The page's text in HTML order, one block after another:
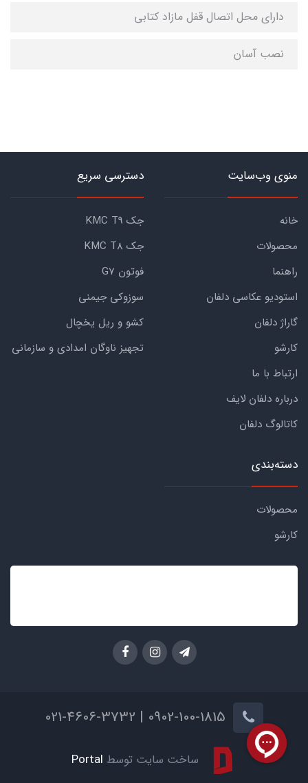
دارای محل اتصال قفل مازاد کتابی
نصب آسان
منوی وب‌سایت
خانه
محصولات
راهنما
استودیو عکاسی دلفان
گاراژ دلفان
کارشو
ارتباط با ما
درباره دلفان لایف
کاتالوگ دلفان
دسترسی سریع
جک KMC T9
جک KMC T8
فوتون G7
سوزوکی جیمنی
کشو و ریل یخچال
تجهیز ناوگان امدادی و سازمانی
دسته‌بندی
محصولات
کارشو
ساخت سایت توسط Portal